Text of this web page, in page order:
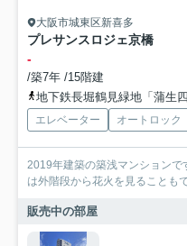
大阪市城東区新喜多
プレサンスロジェ京橋
-
/築7年 /15階建
地下鉄長堀鶴見緑地「蒲生
エレベーター オートロック
2019年建築の築浅マンション
は外階段から花火を見ることも
販売中の部屋